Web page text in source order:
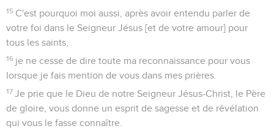
15 C'est pourquoi moi aussi, après avoir entendu parler de
votre foi dans le Seigneur Jésus [et de votre amour] pour
tous les saints,
16 je ne cesse de dire toute ma reconnaissance pour vous
lorsque je fais mention de vous dans mes prières.
17 Je prie que le Dieu de notre Seigneur Jésus-Christ, le Père
de gloire, vous donne un esprit de sagesse et de révélation
qui vous le fasse connaître.